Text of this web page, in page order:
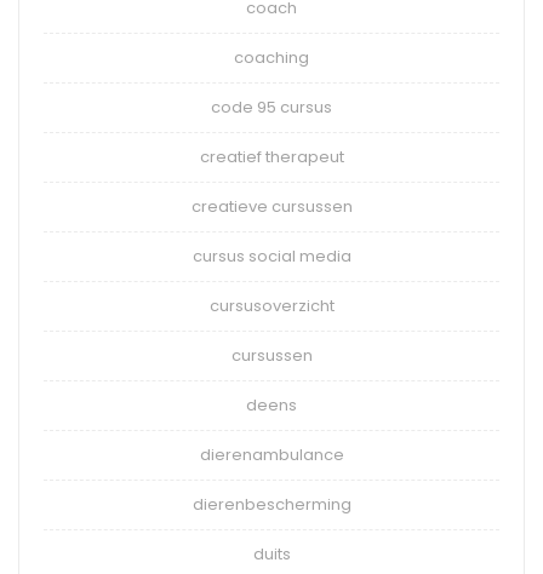
coach
coaching
code 95 cursus
creatief therapeut
creatieve cursussen
cursus social media
cursusoverzicht
cursussen
deens
dierenambulance
dierenbescherming
duits